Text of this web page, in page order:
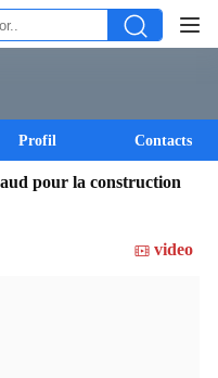
Profil Contacts
pour la construction
video